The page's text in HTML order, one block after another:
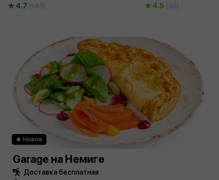
4.7 (145) 4.5 (96)
Новое
Garage на Немиге
Доставка бесплатная